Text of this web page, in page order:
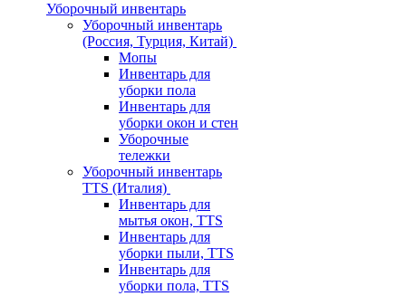
Уборочный инвентарь
Уборочный инвентарь
(Россия, Турция, Китай)
Мопы
Инвентарь для
уборки пола
Инвентарь для
уборки окон и стен
Уборочные
тележки
Уборочный инвентарь
TTS (Италия)
Инвентарь для
мытья окон, TTS
Инвентарь для
уборки пыли, TTS
Инвентарь для
уборки пола, TTS